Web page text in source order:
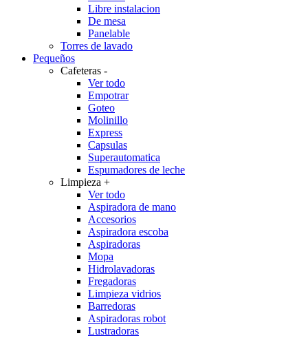
Libre instalacion
De mesa
Panelable
Torres de lavado
Pequeños
Cafeteras -
Ver todo
Empotrar
Goteo
Molinillo
Express
Capsulas
Superautomatica
Espumadores de leche
Limpieza +
Ver todo
Aspiradora de mano
Accesorios
Aspiradora escoba
Aspiradoras
Mopa
Hidrolavadoras
Fregadoras
Limpieza vidrios
Barredoras
Aspiradoras robot
Lustradoras